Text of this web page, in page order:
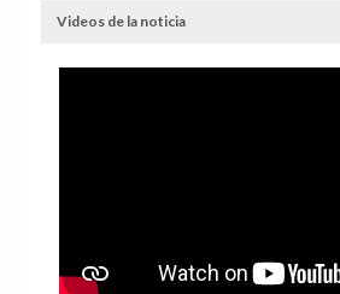
Videos de la noticia